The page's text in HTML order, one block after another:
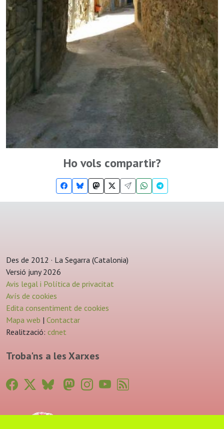
Ho vols compartir?
Des de 2012 · La Segarra (Catalonia)
Versió juny 2026
Avis legal i Política de privacitat
Avís de cookies
Edita consentiment de cookies
Mapa web | Contactar
Realització: cdnet
Troba'ns a les Xarxes